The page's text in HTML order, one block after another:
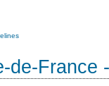
de-France